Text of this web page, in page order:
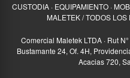
CUSTODIA · EQUIPAMIENTO ·
MALETEK / TODOS
Comercial Maletek LTDA · Rut
Bustamante 24, Of. 4H,
Acacias 720,